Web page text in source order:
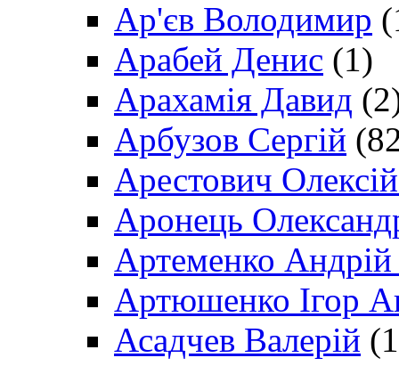
Ар'єв Володимир
Арабей Денис (1)
Арахамія Давид
Арбузов Сергій
Арестович
Аронець
Артеменко Андрій
Артюшенко Ігор
Асадчев Валерій